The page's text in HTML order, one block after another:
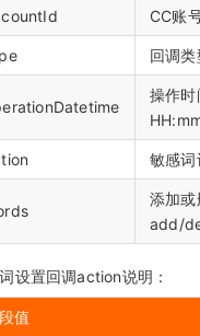
CC账
回调类
操作
敏感
添加
add/
设置回调action说明：
值